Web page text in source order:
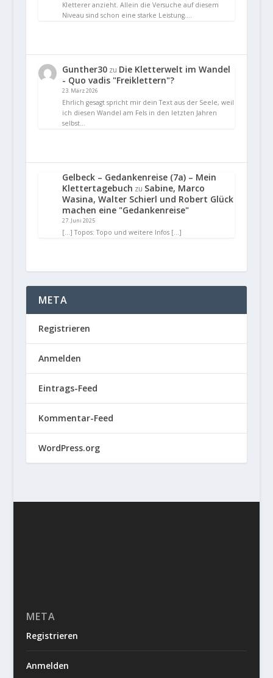
Kletterer anzieht. Allein die Versuche auf diesem
Niveau sind schon eine starke Leistung.…
Gunther30zu Die Kletterwelt im Wandel
- Quo vadis "Freiklettern"?
23. März 2026
Ehrlich gesagt spricht mir dein Text aus der Seele, weil
ich diesen Wandel am Fels in den letzten Jahren
selbst…
Gelbeck – Gedankenreise (7a) – Mein
Klettertagebuch zu Sabine, Marco
Wasina, Walter Schierl und Robert Glück
machen eine "Gedankenreise"
27. Juni 2025
[…] Topos: Topo und weitere Infos […]
META
Registrieren
Anmelden
Eintrags-Feed
Kommentar-Feed
WordPress.org
META
Registrieren
Anmelden